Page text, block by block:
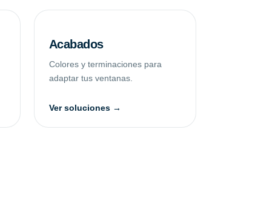
Acabados
Colores y terminaciones para
adaptar tus ventanas.
Ver soluciones →